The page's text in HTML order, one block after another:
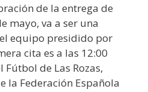
de la entrega de
mayo, va a ser una
equipo presidido por
cita es a las 12:00
de Las Rozas,
la Federación Española